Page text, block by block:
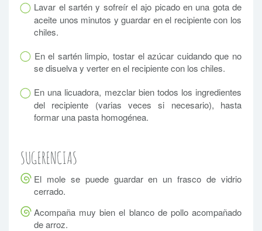
Lavar el sartén y sofreír el ajo picado en una gota de
aceite unos minutos y guardar en el recipiente con los
chiles.
En el sartén limpio, tostar el azúcar cuidando que no
se disuelva y verter en el recipiente con los chiles.
En una licuadora, mezclar bien todos los ingredientes
del recipiente (varias veces si necesario), hasta
formar una pasta homogénea.
SUGERENCIAS
El mole se puede guardar en un frasco de vidrio
cerrado.
Acompaña muy bien el blanco de pollo acompañado
de arroz.